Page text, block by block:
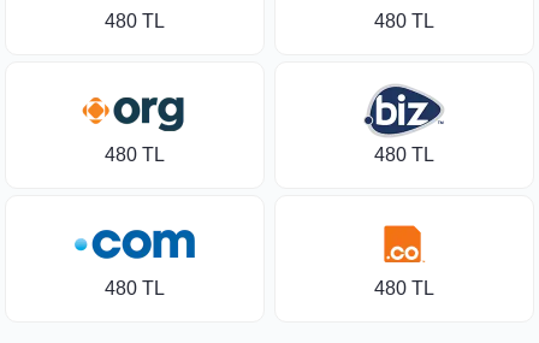
480 TL 480 TL
480 TL 480 TL
480 TL 480 TL